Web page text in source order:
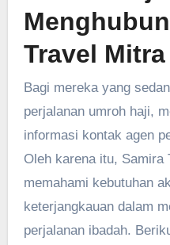
Travel
Bagi mereka yang
perjalanan umroh haji,
informasi kontak agen
Oleh karena itu, Samira
memahami kebutuhan
keterjangkauan dalam
perjalanan ibadah.